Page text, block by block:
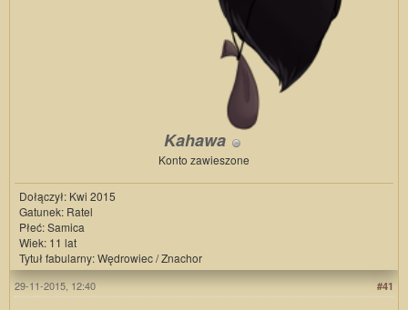
Kahawa
Konto zawieszone
Dołączył: Kwi 2015
Gatunek: Ratel
Płeć: Samica
Wiek: 11 lat
Tytuł fabularny: Wędrowiec / Znachor
#41
29-11-2015, 12:40